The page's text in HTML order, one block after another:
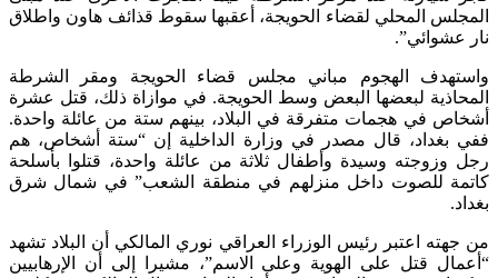
المجلس المحلي لقضاء الحويجة، أعقبها سقوط قذائف هاون واطلاق
نار عشوائي”.
واستهدف الهجوم مباني مجلس قضاء الحويجة ومقر الشرطة
المحاذية لبعضها البعض وسط الحويجة. في موازاة ذلك، قتل عشرة
أشخاص في هجمات متفرقة في البلاد، بينهم ستة من عائلة واحدة.
ففي بغداد، قال مصدر في وزارة الداخلية إن “ستة أشخاص، هم
رجل وزوجته وسيدة وأطفال ثلاثة من عائلة واحدة، قتلوا بأسلحة
كاتمة للصوت داخل منزلهم في منطقة الشعب” في شمال شرق
بغداد.
من جهته اعتبر رئيس الوزراء العراقي نوري المالكي أن البلاد تشهد
“أعمال قتل على الهوية وعلى الاسم”، مشيرا إلى أن الإرهابيين